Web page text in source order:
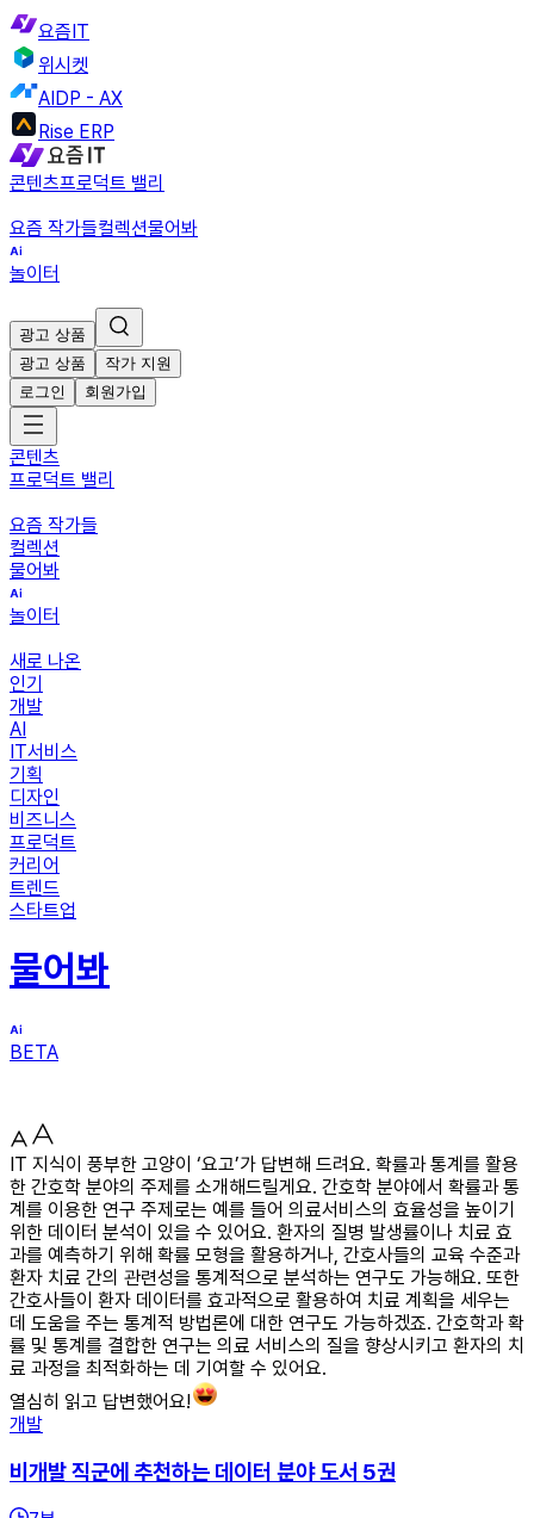
요즘IT
위시켓
AIDP - AX
Rise ERP
콘텐츠프로덕트 밸리
요즘 작가들컬렉션물어봐
놀이터
광고 상품
광고 상품
작가 지원
로그인
회원가입
콘텐츠
프로덕트 밸리
요즘 작가들
컬렉션
물어봐
놀이터
새로 나온
인기
개발
AI
IT서비스
기획
디자인
비즈니스
프로덕트
커리어
트렌드
스타트업
물어봐
BETA
IT 지식이 풍부한 고양이 ‘요고’가 답변해 드려요. 확률과 통계를 활용
한 간호학 분야의 주제를 소개해드릴게요. 간호학 분야에서 확률과 통
계를 이용한 연구 주제로는 예를 들어 의료서비스의 효율성을 높이기
위한 데이터 분석이 있을 수 있어요. 환자의 질병 발생률이나 치료 효
과를 예측하기 위해 확률 모형을 활용하거나, 간호사들의 교육 수준과
환자 치료 간의 관련성을 통계적으로 분석하는 연구도 가능해요. 또한
간호사들이 환자 데이터를 효과적으로 활용하여 치료 계획을 세우는
데 도움을 주는 통계적 방법론에 대한 연구도 가능하겠죠. 간호학과 확
률 및 통계를 결합한 연구는 의료 서비스의 질을 향상시키고 환자의 치
료 과정을 최적화하는 데 기여할 수 있어요.
열심히 읽고 답변했어요!
개발
비개발 직군에 추천하는 데이터 분야 도서 5권